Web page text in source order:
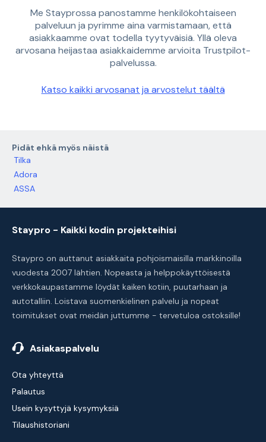
Me Stayprossa panostamme henkilökohtaiseen
palveluun ja pyrimme aina varmistamaan, että
asiakkaamme ovat todella tyytyväisiä. Yllä oleva
arvosana heijastaa asiakkaidemme arvioita Trustpilot-
palvelussa.
Katso kaikki arvosanat ja arvostelut täältä
Pidät ehkä myös näistä
Tilka
Adora
ASSA
Staypro - Kaikki kodin projekteihisi
Staypro on auttanut asiakkaita pohjoismaisilla markkinoilla
vuodesta 2007 lähtien. Nopeasta ja helppokäyttöisestä
verkkokaupastamme löydät kaiken kotiin, puutarhaan ja
autotalliin. Loistava suomenkielinen palvelu ja nopeat
toimitukset ovat meidän juttumme - tervetuloa ostoksille!
Asiakaspalvelu
Ota yhteyttä
Palautus
Usein kysyttyjä kysymyksiä
Tilaushistoriani